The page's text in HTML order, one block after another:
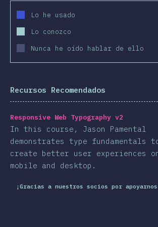
Lo he usado
Lo conozco
Nunca he oído hablar de ello
Recursos Recomendados
Responsive Web Typography v2
In this course, Jason Pamental
demonstrates type fundamentals
create better user experiences
mobile and desktop.
¡Gracias a nuestros socios por